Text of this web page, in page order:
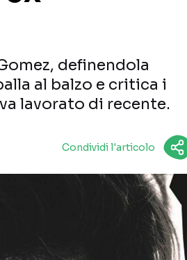
definendola
al balzo e critica i
lavorato di recente.
Condividi l'articolo